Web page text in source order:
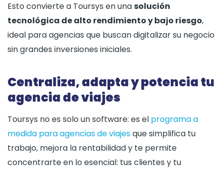
Esto convierte a Toursys en unasolución
tecnológica de alto rendimiento y bajo riesgo,
ideal para agencias que buscan digitalizar su negocio
sin grandes inversiones iniciales.
Centraliza, adapta y potencia tu
agencia de viajes
Toursys no es solo un software: es el programa a
medida para agencias de viajesque simplifica tu
trabajo, mejora la rentabilidad y te permite
concentrarte en lo esencial: tus clientes y tu